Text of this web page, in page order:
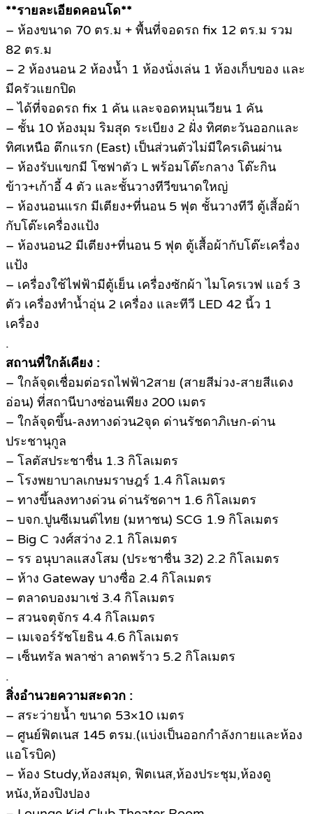
**รายละเอียดคอนโด**
– ห้องขนาด 70 ตร.ม + พื้นที่จอดรถ fix 12 ตร.ม รวม
82 ตร.ม
– 2 ห้องนอน 2 ห้องน้ำ 1 ห้องนั่งเล่น 1 ห้องเก็บของ และ
มีครัวแยกปิด
– ได้ที่จอดรถ fix 1 คัน และจอดหมุนเวียน 1 คัน
– ชั้น 10 ห้องมุม ริมสุด ระเบียง 2 ฝั่ง ทิศตะวันออกและ
ทิศเหนือ ตึกแรก (East) เป็นส่วนตัวไม่มีใครเดินผ่าน
– ห้องรับแขกมี โซฟาตัว L พร้อมโต๊ะกลาง โต๊ะกิน
ข้าว+เก้าอี้ 4 ตัว และชั้นวางทีวีขนาดใหญ่
– ห้องนอนแรก มีเตียง+ที่นอน 5 ฟุต ชั้นวางทีวี ตู้เสี้อผ้า
กับโต๊ะเครื่องแป้ง
– ห้องนอน2 มีเตียง+ที่นอน 5 ฟุต ตู้เสื้อผ้ากับโต๊ะเครื่อง
แป้ง
– เครื่องใช้ไฟฟ้ามีตู้เย็น เครื่องซักผ้า ไมโครเวฟ แอร์ 3
ตัว เครื่องทำน้ำอุ่น 2 เครื่อง และทีวี LED 42 นี้ว 1
เครื่อง
.
สถานที่ใกล้เคียง :
– ใกล้จุดเชื่อมต่อรถไฟฟ้า2สาย (สายสีม่วง-สายสีแดง
อ่อน) ที่สถานีบางซ่อนเพียง 200 เมตร
– ใกล้จุดขึ้น-ลงทางด่วน2จุด ด่านรัชดาภิเษก-ด่าน
ประชานุกูล
– โลตัสประชาชื่น 1.3 กิโลเมตร
– โรงพยาบาลเกษมราษฎร์ 1.4 กิโลเมตร
– ทางขึ้นลงทางด่วน ด่านรัชดาฯ 1.6 กิโลเมตร
– บจก.ปูนซีเมนต์ไทย (มหาชน) SCG 1.9 กิโลเมตร
– Big C วงศ์สว่าง 2.1 กิโลเมตร
– รร อนุบาลแสงโสม (ประชาชื่น 32) 2.2 กิโลเมตร
– ห้าง Gateway บางซื่อ 2.4 กิโลเมตร
– ตลาดบองมาเช่ 3.4 กิโลเมตร
– สวนจตุจักร 4.4 กิโลเมตร
– เมเจอร์รัชโยธิน 4.6 กิโลเมตร
– เซ็นทรัล พลาซ่า ลาดพร้าว 5.2 กิโลเมตร
.
สิ่งอำนวยความสะดวก :
– สระว่ายน้ำ ขนาด 53×10 เมตร
– ศูนย์ฟิตเนส 145 ตรม.(แบ่งเป็นออกกำลังกายและห้อง
แอโรบิค)
– ห้อง Study,ห้องสมุด, ฟิตเนส,ห้องประชุม,ห้องดู
หนัง,ห้องปิงปอง